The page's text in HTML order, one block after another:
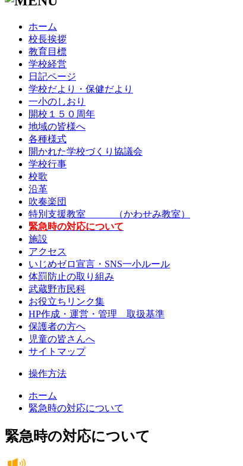
ホーム
校長挨拶
教育目標
学校経営
日記ページ
学校だより・保健だより
一小のしおり
開校１５０周年
地域の皆様へ
各種様式
開かれた学校づくり協議会
学校行事
校歌
沿革
吹奏楽団
特別支援教室 （かわせみ教室）
緊急時の対応について
施設
アクセス
いじめゼロ宣言・SNS一小ルール
体罰防止の取り組み
武蔵野市民科
お役立ちリンク集
HP作成・運営・管理 取扱基準
保護者の方へ
児童の皆さんへ
サイトマップ
操作方法
ホーム
緊急時の対応について
緊急時の対応について